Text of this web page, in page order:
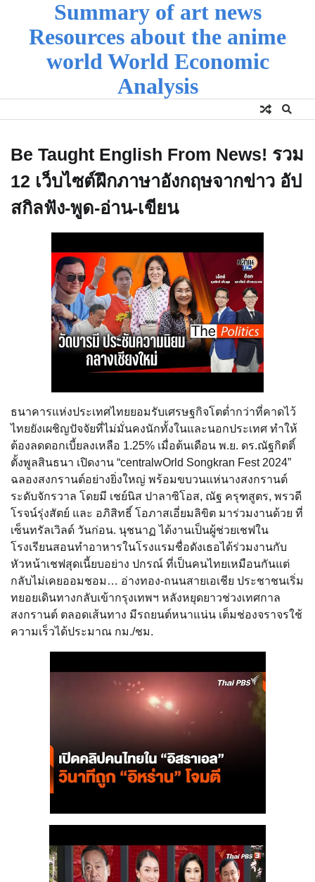
content
Summary of art news
Resources about the anime
world World Economic
Analysis
Be Taught English From News! รวม
12 เว็บไซต์ฝึกภาษาอังกฤษจากข่าว อัป
สกิลฟัง-พูด-อ่าน-เขียน
ธนาคารแห่งประเทศไทยยอมรับเศรษฐกิจโตต่ำกว่าที่คาดไว้
ไทยยังเผชิญปัจจัยที่ไม่มั่นคงนักทั้งในและนอกประเทศ ทำให้
ต้องลดดอกเบี้ยลงเหลือ 1.25% เมื่อต้นเดือน พ.ย. ดร.ณัฐกิตติ์
ตั้งพูลสินธนา เปิดงาน “centralwOrld Songkran Fest 2024”
ฉลองสงกรานต์อย่างยิ่งใหญ่ พร้อมขบวนแห่นางสงกรานต์
ระดับจักรวาล โดยมี เชย์นิส ปาลาซิโอส, ณัฐ ครุฑสูตร, พรวดี
โรจน์รุ่งสัตย์ และ อภิสิทธิ์ โอภาสเอี่ยมลิขิต มาร่วมงานด้วย ที่
เซ็นทรัลเวิลด์ วันก่อน. นุชนาฏ ได้งานเป็นผู้ช่วยเชฟใน
โรงเรียนสอนทําอาหารในโรงแรมชื่อดังเธอได้ร่วมงานกับ
หัวหน้าเชฟสุดเนี้ยบอย่าง ปกรณ์ ที่เป็นคนไทยเหมือนกันแต่
กลับไม่เคยออมชอม… อ่างทอง-ถนนสายเอเชีย ประชาชนเริ่ม
ทยอยเดินทางกลับเข้ากรุงเทพฯ หลังหยุดยาวช่วงเทศกาล
สงกรานต์ ตลอดเส้นทาง มีรถยนต์หนาแน่น เต็มช่องจราจรใช้
ความเร็วได้ประมาณ กม./ชม.